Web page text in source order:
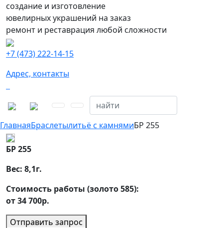
создание и изготовление
ювелирных украшений на заказ
ремонт и реставрация любой сложности
+7 (473) 222-14-15
Адрес, контакты
ГлавнаяБраслетылитьё с камнямиБР 255
БР 255
Вес: 8,1г.
Стоимость работы (золото 585):
от 34 700р.
Отправить запрос